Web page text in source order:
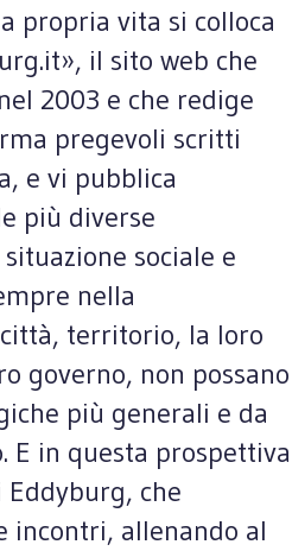
propria vita si colloca
il sito web che
2003 e che redige
pregevoli scritti
e vi pubblica
più diverse
sociale e
nella
territorio, la loro
governo, non possano
più generali e da
E in questa prospettiva
che
incontri, allenando al